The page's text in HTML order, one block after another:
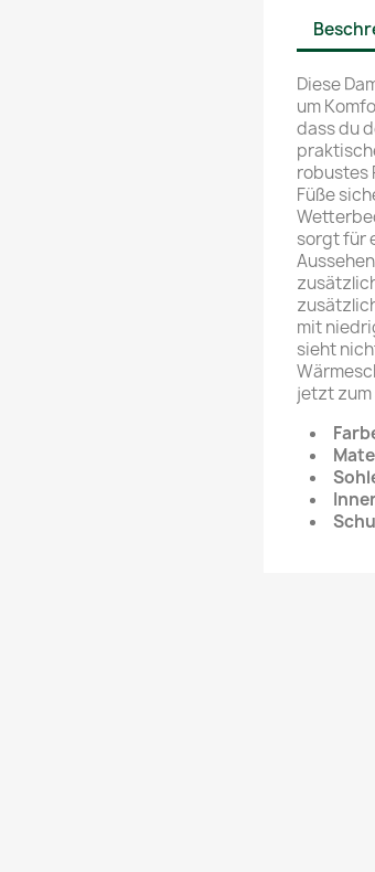
Diese
um
dass du
robustes
Füße
sorgt für
mit
sieht
jetzt